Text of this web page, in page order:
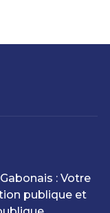
: Votre
publique et